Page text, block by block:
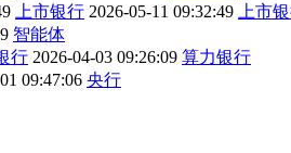
上市银行 2026-05-11 09:32:49
上市
智能体
行 2026-04-03 09:26:09 算力银行
09:47:06 央行